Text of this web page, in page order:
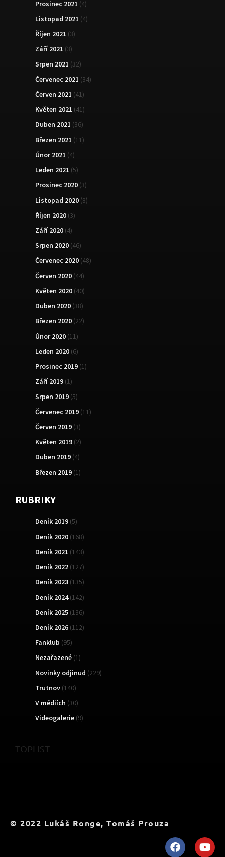
Prosinec 2021 (4)
Listopad 2021 (4)
Říjen 2021 (3)
Září 2021 (3)
Srpen 2021 (32)
Červenec 2021 (34)
Červen 2021 (41)
Květen 2021 (41)
Duben 2021 (36)
Březen 2021 (11)
Únor 2021 (4)
Leden 2021 (5)
Prosinec 2020 (3)
Listopad 2020 (8)
Říjen 2020 (3)
Září 2020 (4)
Srpen 2020 (46)
Červenec 2020 (48)
Červen 2020 (44)
Květen 2020 (40)
Duben 2020 (38)
Březen 2020 (22)
Únor 2020 (11)
Leden 2020 (6)
Prosinec 2019 (1)
Září 2019 (1)
Srpen 2019 (5)
Červenec 2019 (11)
Červen 2019 (3)
Květen 2019 (2)
Duben 2019 (4)
Březen 2019 (1)
RUBRIKY
Deník 2019 (5)
Deník 2020 (168)
Deník 2021 (143)
Deník 2022 (127)
Deník 2023 (135)
Deník 2024(142)
Deník 2025 (136)
Deník 2026 (112)
Fanklub (95)
Nezařazené (1)
Novinky odjinud (229)
Trutnov (140)
V médiích (30)
Videogalerie (9)
TOPLIST
© 2022 Lukáš Ronge, Tomáš Prouza